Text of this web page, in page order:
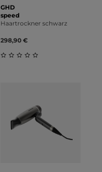
GHD
speed
Haartrockner schwarz
298,90 €